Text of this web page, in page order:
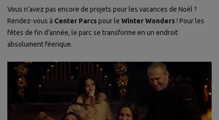
Vous n’avez pas encore de projets pour les vacances de Noël ?
Rendez-vous à Center Parcspour le Winter Wonders! Pour les
fêtes de fin d’année, le parc se transforme en un endroit
absolument féerique.